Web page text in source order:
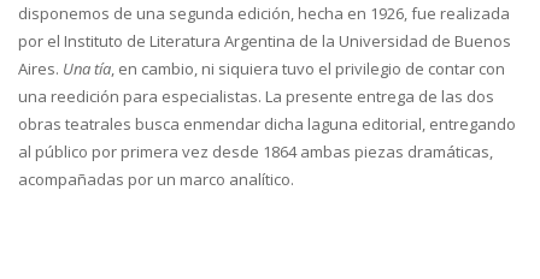
disponemos de una segunda edición, hecha en 1926, fue realizada
por el Instituto de Literatura Argentina de la Universidad de Buenos
Aires. Una tía, en cambio, ni siquiera tuvo el privilegio de contar con
una reedición para especialistas. La presente entrega de las dos
obras teatrales busca enmendar dicha laguna editorial, entregando
al público por primera vez desde 1864 ambas piezas dramáticas,
acompañadas por un marco analítico.